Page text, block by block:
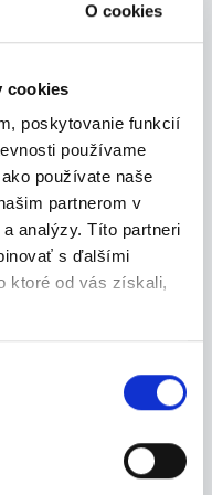
O cookies
cookies
poskytovanie funkcií
používame
používate naše
partnerom v
analýzy. Títo partneri
s ďalšími
ktoré od vás získali,
pri
pri rozvoze
06.08.2026